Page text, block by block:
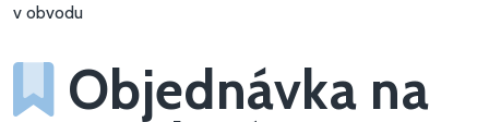
v obvodu
Objednávka na